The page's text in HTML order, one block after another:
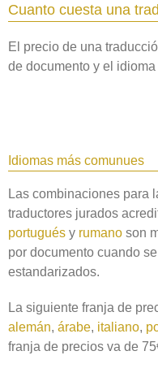
Cuanto cuesta una
El precio de una
de documento y el
Idiomas más comunues
Las combinaciones para
traductores jurados
portugués y rumano son
por documento cuando
estandarizados.
La siguiente franja de
alemán, árabe, italiano,
franja de precios va de